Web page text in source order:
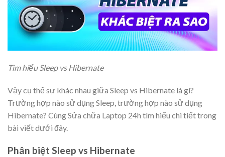
Tìm hiểu Sleep vs Hibernate
Vậy cụ thể sự khác nhau giữa Sleep vs Hibernate là gì?
Trường hợp nào sử dụng Sleep, trường hợp nào sử dụng
Hibernate? Cùng Sửa chữa Laptop 24h tìm hiểu chi tiết trong
bài viết dưới đây.
Phân biệt Sleep vs Hibernate